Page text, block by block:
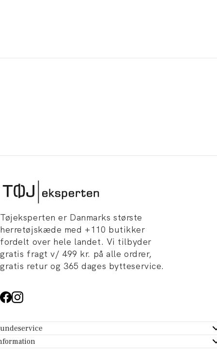
Tøjeksperten er Danmarks største
herretøjskæde med +110 butikker
fordelt over hele landet. Vi tilbyder
gratis fragt v/ 499 kr. på alle ordrer,
gratis retur og 365 dages bytteservice.
- Hjælpecenter
Tøjeksperten